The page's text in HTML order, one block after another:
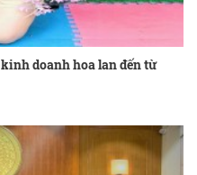
doanh hoa lan đến từ